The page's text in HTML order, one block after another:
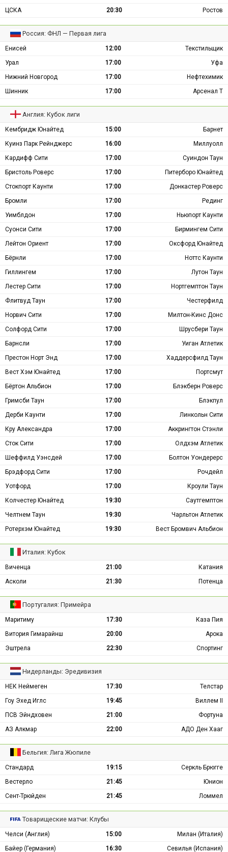
ЦСКА
20:30 Ростов
Россия: ФНЛ — Первая лига
Енисей 12:00
Текстильщик
Урал
17:00
Уфа
Нижний Новгород
17:00
Нефтехимик
Шинник
17:00 Арсенал Т
Англия: Кубок лиги
Кембридж Юнайтед 15:00
Барнет
Куинз Парк Рейнджерс
16:00
Миллуолл
Кардифф Сити
17:00
Суиндон Таун
Бристоль Роверс
17:00
Питерборо Юнайтед
Стокпорт Каунти
17:00
Донкастер Роверс
Бромли
17:00
Рединг
Уимблдон
17:00
Ньюпорт Каунти
Суонси Сити
17:00
Бирмингем Сити
Лейтон Ориент
17:00
Оксфорд Юнайтед
Бёрнли
17:00
Ноттс Каунти
Гиллингем
17:00
Лутон Таун
Лестер Сити
17:00
Нортгемптон Таун
Флитвуд Таун
17:00
Честерфилд
Норвич Сити
17:00
Милтон-Кинс Донс
Солфорд Сити
17:00
Шрусбери Таун
Барнсли
17:00
Уиган Атлетик
Престон Норт Энд
17:00
Хаддерсфилд Таун
Вест Хэм Юнайтед
17:00
Портсмут
Бёртон Альбион
17:00
Блэкберн Роверс
Гримсби Таун
17:00
Блэкпул
Дерби Каунти
17:00
Линкольн Сити
Кру Александра
17:00
Аккрингтон Стэнли
Сток Сити
17:00
Олдхэм Атлетик
Шеффилд Уэнсдей
17:00
Болтон Уондерерс
Брэдфорд Сити
17:00
Рочдейл
Уотфорд
17:00
Кроули Таун
Колчестер Юнайтед
19:30
Саутгемптон
Челтнем Таун
19:30
Чарльтон Атлетик
Ротерхэм Юнайтед
19:30 Вест Бромвич Альбион
Италия: Кубок
Виченца 21:00
Катания
Асколи
21:30 Потенца
Португалия: Примейра
Маритиму 17:30
Каза Пия
Витория Гимарайнш
20:00
Арока
Эштрела
22:30 Спортинг
Нидерланды: Эредивизия
НЕК Неймеген 17:30
Телстар
Гоу Эхед Иглс
19:45
Виллем II
ПСВ Эйндховен
21:00
Фортуна
АЗ Алкмар
22:00 АДО Ден Хааг
Бельгия: Лига Жюпиле
Стандард 19:15
Серкль Брюгге
Вестерло
21:45
Юнион
Сент-Трюйден
21:45 Ломмел
Товарищеские матчи: Клубы
Челси (Англия) 15:00
Милан (Италия)
Байер (Германия)
16:30 Севилья (Испания)